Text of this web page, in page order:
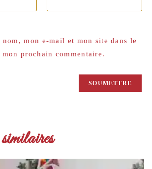
mon e-mail et mon site dans le
prochain commentaire.